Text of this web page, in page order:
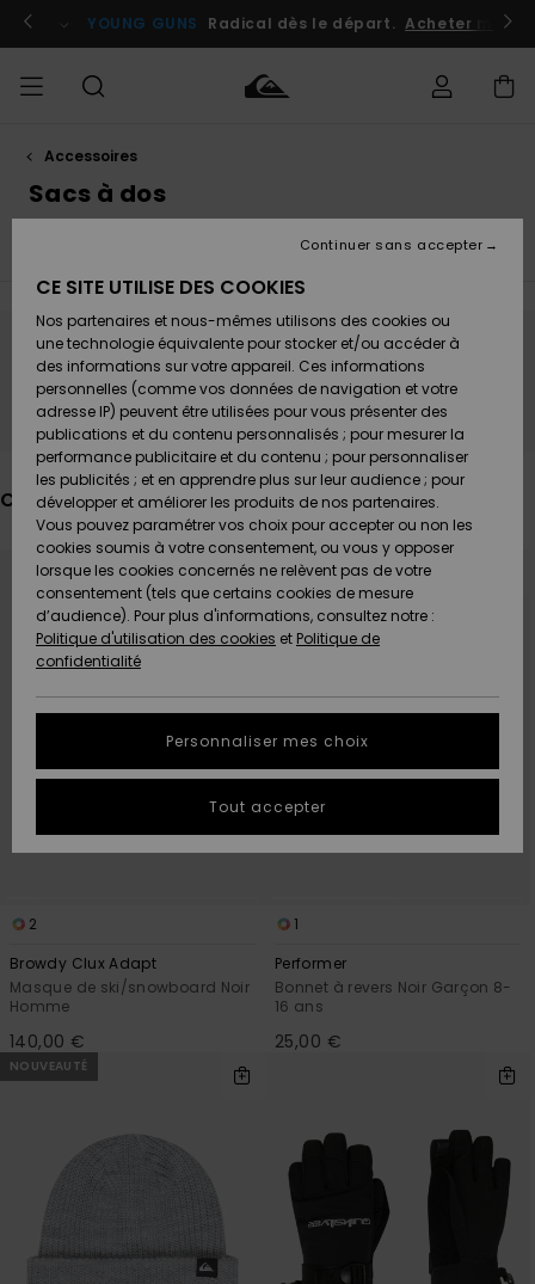
de
grille
des
produits
Se connecter / s'inscrire
YOUNG GUNS Radical dès le départ. Acheter
HOMME
Chaussures
& Tongs
Surf
Snow
Nouveautés
A
Découvrir
Chaussures
& Tongs
Surf
Snow
Nouveautés
A
Découvrir
FEMME
A
Découvrir
Snow
SURF
Surf
Shop
Enfant
Highlights
Communauté
SNOW
Snow
Shop
Enfant
Snow
Shop
Femme
A
Découvrir
Communauté
OUTLET
Enfant
Outlet
Femme
AIDE &
CONTACT
Retours
Paiement
Carte
Cadeau
Quiksilver
Freedom
Protection
des
tailles
question.
réponses
aux
questions
les plus
et notre
formulaire
MAGASINS
QUIKSILVER
Accessoires
Sacs à dos
Ne partez pas trop loin, nos produits seront
bientôt de retour
Ces produits pourraient vous plaire
Passer
critères
filtrage
recherche
2
Browdy Clux Adapt
Masque de ski/snowboard Noir
Homme
140,00 €
1
Performer
Bonnet à revers Noir Garçon 8-
16 ans
25,00 €
NOUVEAUTÉ
CE SITE UTILISE DES COOKIES
Nos partenaires et nous-mêmes utilisons des cookies ou
une technologie équivalente pour stocker et/ou accéder à
des informations sur votre appareil. Ces informations
personnelles (comme vos données de navigation et votre
adresse IP) peuvent être utilisées pour vous présenter des
publications et du contenu personnalisés ; pour mesurer la
performance publicitaire et du contenu ; pour personnaliser
les publicités ; et en apprendre plus sur leur audience ; pour
développer et améliorer les produits de nos partenaires.
Vous pouvez paramétrer vos choix pour accepter ou non les
cookies soumis à votre consentement, ou vous y opposer
lorsque les cookies concernés ne relèvent pas de votre
consentement (tels que certains cookies de mesure
d’audience). Pour plus d'informations, consultez notre :
Politique d'utilisation des cookies et Politique de
confidentialité
Personnaliser mes choix
Continuer sans accepter
Tout accepter